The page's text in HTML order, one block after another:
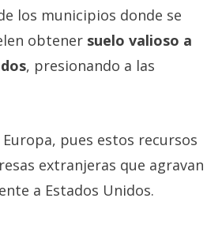
los municipios donde se
obtener suelo valioso a
, presionando a las
Europa, pues estos recursos
extranjeras que agravan
a Estados Unidos.